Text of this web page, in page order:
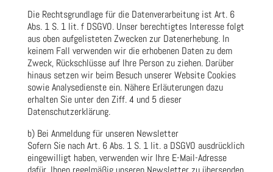
Die Rechtsgrundlage für die Datenverarbeitung ist Art. 6
Abs. 1 S. 1 lit. f DSGVO. Unser berechtigtes Interesse folgt
aus oben aufgelisteten Zwecken zur Datenerhebung. In
keinem Fall verwenden wir die erhobenen Daten zu dem
Zweck, Rückschlüsse auf Ihre Person zu ziehen. Darüber
hinaus setzen wir beim Besuch unserer Website Cookies
sowie Analysedienste ein. Nähere Erläuterungen dazu
erhalten Sie unter den Ziff. 4 und 5 dieser
Datenschutzerklärung.
b) Bei Anmeldung für unseren Newsletter
Sofern Sie nach Art. 6 Abs. 1 S. 1 lit. a DSGVO ausdrücklich
eingewilligt haben, verwenden wir Ihre E-Mail-Adresse